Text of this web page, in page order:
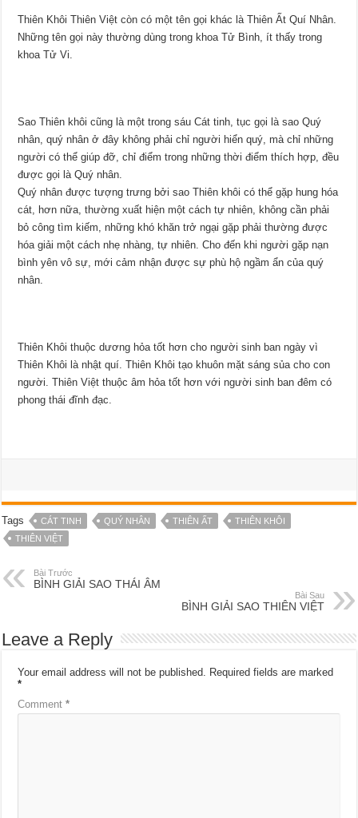
Thiên Khôi Thiên Việt còn có một tên gọi khác là Thiên Ất Quí Nhân.
Những tên gọi này thường dùng trong khoa Tử Bình, ít thấy trong
khoa Tử Vi.
Sao Thiên khôi cũng là một trong sáu Cát tinh, tục gọi là sao Quý
nhân, quý nhân ở đây không phải chỉ người hiển quý, mà chỉ những
người có thể giúp đỡ, chỉ điểm trong những thời điểm thích hợp, đều
được gọi là Quý nhân.
Quý nhân được tượng trưng bởi sao Thiên khôi có thể gặp hung hóa
cát, hơn nữa, thường xuất hiện một cách tự nhiên, không cần phải
bỏ công tìm kiếm, những khó khăn trở ngại gặp phải thường được
hóa giải một cách nhẹ nhàng, tự nhiên. Cho đến khi người gặp nạn
bình yên vô sự, mới cảm nhận được sự phù hộ ngầm ẩn của quý
nhân.
Thiên Khôi thuộc dương hỏa tốt hơn cho người sinh ban ngày vì
Thiên Khôi là nhật quí. Thiên Khôi tạo khuôn mặt sáng sủa cho con
người. Thiên Việt thuộc âm hỏa tốt hơn với người sinh ban đêm có
phong thái đĩnh đạc.
Tags CÁT TINH QUÝ NHÂN THIÊN ẤT
THIÊN KHÔI
THIÊN VIỆT
Bài Trước
BÌNH GIẢI SAO THÁI ÂM
Bài Sau
BÌNH GIẢI SAO THIÊN VIỆT
Leave a Reply
Your email address will not be published.
Required fields are marked
*
Comment*